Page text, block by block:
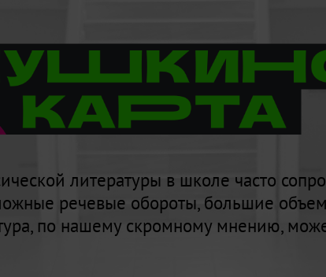
литературы в школе часто
речевые обороты, большие
по нашему скромному мнению,